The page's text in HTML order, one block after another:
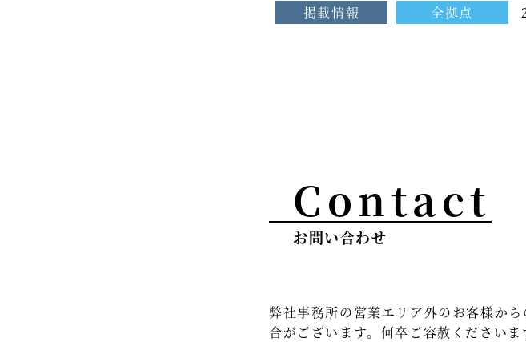
掲載情報
全拠点
Contact
お問い合わせ
弊社事務所の営業エリア外のお客様か
合がございます。何卒ご容赦くださいま